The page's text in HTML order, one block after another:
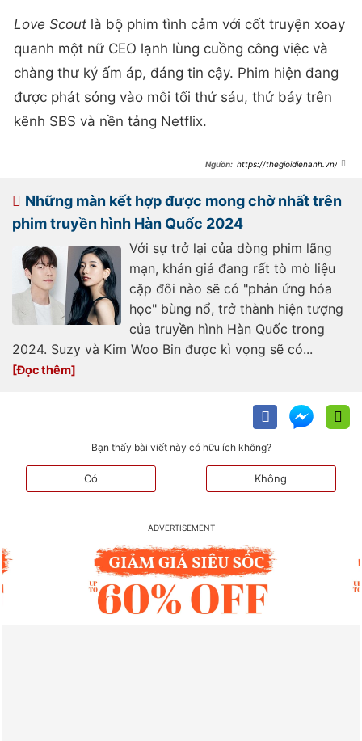
Love Scout là bộ phim tình cảm với cốt truyện xoay
quanh một nữ CEO lạnh lùng cuồng công việc và
chàng thư ký ấm áp, đáng tin cậy. Phim hiện đang
được phát sóng vào mỗi tối thứ sáu, thứ bảy trên
kênh SBS và nền tảng Netflix.
https://thegioidienanh.vn/phi
Những màn kết hợp được mong chờ nhất trên
phim truyền hình Hàn Quốc 2024
Với sự trở lại của dòng phim lãng
mạn, khán giả đang rất tò mò liệu
cặp đôi nào sẽ có "phản ứng hóa
học" bùng nổ, trở thành hiện tượng
của truyền hình Hàn Quốc trong
2024. Suzy và Kim Woo Bin được kì vọng sẽ có...
Bạn thấy bài viết này có hữu ích không?
Có Không